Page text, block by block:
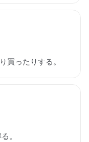
買ったりする。
。